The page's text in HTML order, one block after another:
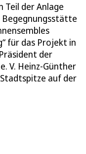
Teil der Anlage
Begegnungsstätte
für das Projekt in
der
V. Heinz-Günther
auf der